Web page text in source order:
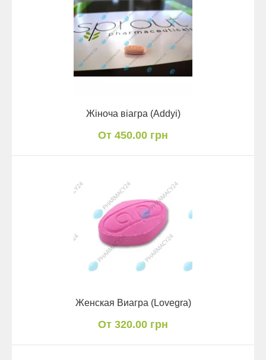
Жіноча віагра (Addyi)
От 450.00 грн
Женская Виагра (Lovegra)
От 320.00 грн